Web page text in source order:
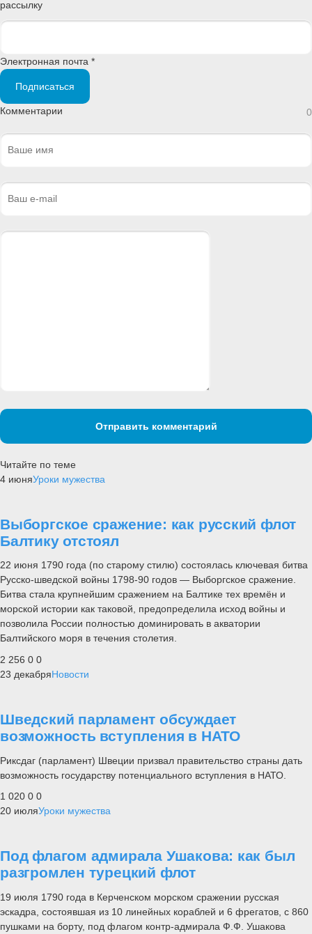
рассылку
Электронная почта *
Подписаться
Комментарии 0
Отправить комментарий
Читайте по теме
4 июняУроки мужества
Выборгское сражение: как русский флот
Балтику отстоял
22 июня 1790 года (по старому стилю) состоялась ключевая битва
Русско-шведской войны 1798-90 годов — Выборгское сражение.
Битва стала крупнейшим сражением на Балтике тех времён и
морской истории как таковой, предопределила исход войны и
позволила России полностью доминировать в акватории
Балтийского моря в течения столетия.
2 256 0 0
23 декабряНовости
Шведский парламент обсуждает
возможность вступления в НАТО
Риксдаг (парламент) Швеции призвал правительство страны дать
возможность государству потенциального вступления в НАТО.
1 020 0 0
20 июляУроки мужества
Под флагом адмирала Ушакова: как был
разгромлен турецкий флот
19 июля 1790 года в Керченском морском сражении русская
эскадра, состоявшая из 10 линейных кораблей и 6 фрегатов, с 860
пушками на борту, под флагом контр-адмирала Ф.Ф. Ушакова